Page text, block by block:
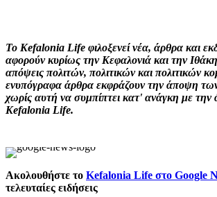
Το Kefalonia Life φιλοξενεί νέα, άρθρα και
αφορούν κυρίως την Κεφαλονιά και την
απόψεις πολιτών, πολιτικών και πολιτικών
ενυπόγραφα άρθρα εκφράζουν την άποψη
χωρίς αυτή να συμπίπτει κατ' ανάγκη με
Kefalonia Life.
Ακολουθήστε το Kefalonia Life στο Google
τελευταίες ειδήσεις